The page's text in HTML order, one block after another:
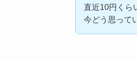
直近10円くら
今どう思って